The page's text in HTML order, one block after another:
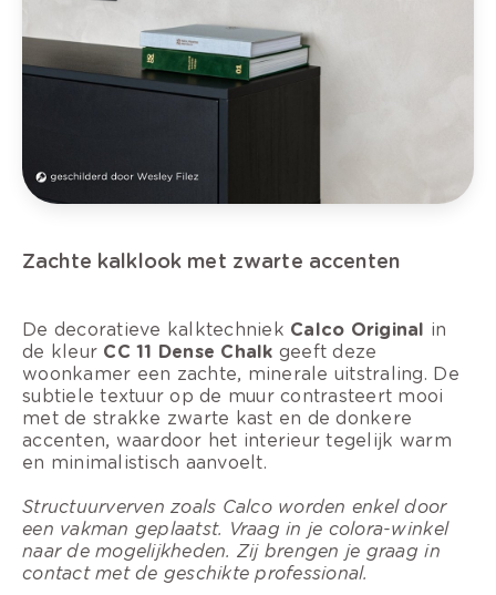
Zachte kalklook met zwarte accenten
De decoratieve kalktechniek Calco Original in
de kleur CC 11 Dense Chalk geeft deze
woonkamer een zachte, minerale uitstraling. De
subtiele textuur op de muur contrasteert mooi
met de strakke zwarte kast en de donkere
accenten, waardoor het interieur tegelijk warm
en minimalistisch aanvoelt.
Structuurverven zoals Calco worden enkel door
een vakman geplaatst. Vraag in je colora-winkel
naar de mogelijkheden. Zij brengen je graag in
contact met de geschikte professional.